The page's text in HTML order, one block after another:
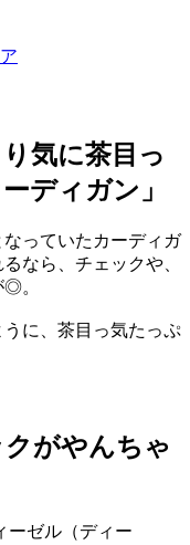
気に茶目っ
ディガン」
っていたカーディガ
なら、チェックや、
。
に、茶目っ気たっぷ
がやんちゃ